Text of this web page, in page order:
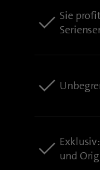
Sie
und